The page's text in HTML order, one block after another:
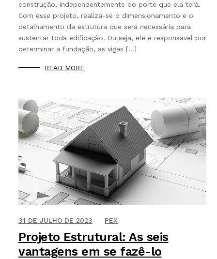
construção, independentemente do porte que ela terá.
Com esse projeto, realiza-se o dimensionamento e o
detalhamento da estrutura que será necessária para
sustentar toda edificação. Ou seja, ele é responsável por
determinar a fundação, as vigas […]
READ MORE
1 DE NOVEMBRO DE 2021
31 DE JULHO DE 2023 PEX
Projeto Estrutural: As seis
vantagens em se fazê-lo